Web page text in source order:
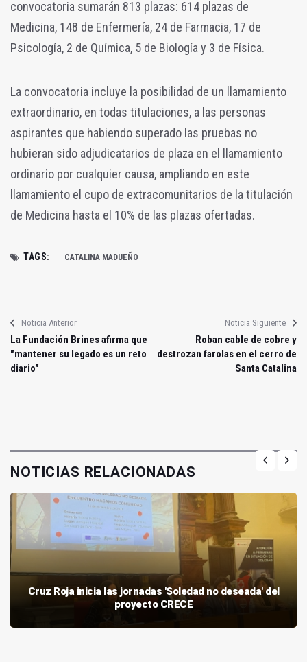
convocatoria sumarán 813 plazas: 614 plazas de
Medicina, 148 de Enfermería, 24 de Farmacia, 17 de
Psicología, 2 de Química, 5 de Biología y 3 de Física.
La convocatoria incluye la posibilidad de un llamamiento
extraordinario, en todas titulaciones, a las personas
aspirantes que habiendo superado las pruebas no
hubieran sido adjudicatarios de plaza en el llamamiento
ordinario por cualquier causa, ampliando en este
llamamiento el cupo de extracomunitarios de la titulación
de Medicina hasta el 10% de las plazas ofertadas.
TAGS: CATALINA MADUEÑO
Noticia Anterior
La Fundación Brines afirma que
"mantener su legado es un reto
diario"
Noticia Siguiente
Roban cable de cobre y
destrozan farolas en el cerro de
Santa Catalina
NOTICIAS RELACIONADAS
Cruz Roja inicia las jornadas 'Soledad no deseada' del
proyecto CRECE